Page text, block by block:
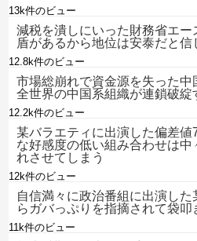
13k件のビュー
減税を潰しにいった財務省エー
盾があるから地位は安泰だと
12.8k件のビュー
市場総崩れで資金源を失った中
全世界の中国系組織が連鎖破
12.2k件のビュー
某バラエティに出演した偏差
な好感度の低い組み合わせは
れさせてしまう
12k件のビュー
自信満々に政治番組に出演し
らガバっぷりを指摘されて袋
11k件のビュー